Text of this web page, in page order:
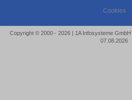
Cookies
Copyright © 2000 - 2026 | 1A Infosysteme
07.08.2026